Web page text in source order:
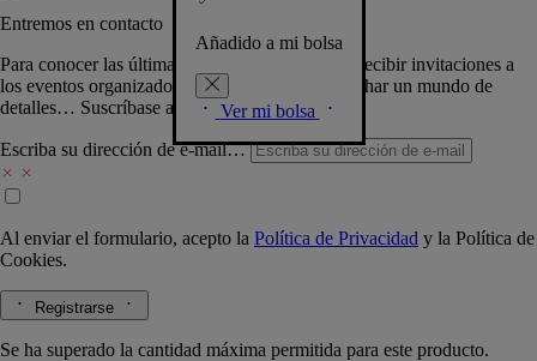
Añadido a mi bolsa
Ver mi bolsa
Entremos en contacto
Para conocer las últimas creaciones de la Casa, recibir invitaciones a
los eventos organizados por Diptyque y aprovechar un mundo de
detalles… Suscríbase a nuestra newsletter.
Escriba su dirección de e-mail…
Al enviar el formulario, acepto la Política de Privacidad y la Política de
Cookies.
Registrarse
Se ha superado la cantidad máxima permitida para este producto.